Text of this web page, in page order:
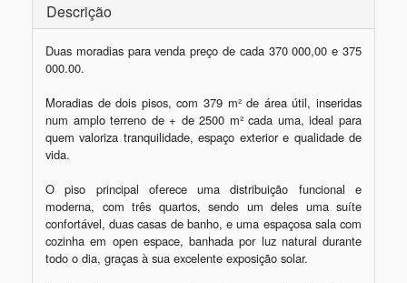
Descrição
Duas moradias para venda preço de cada 370 000,00 e 375
000.00.
Moradias de dois pisos, com 379 m² de área útil, inseridas
num amplo terreno de + de 2500 m² cada uma, ideal para
quem valoriza tranquilidade, espaço exterior e qualidade de
vida.
O piso principal oferece uma distribuição funcional e
moderna, com três quartos, sendo um deles uma suíte
confortável, duas casas de banho, e uma espaçosa sala com
cozinha em open espace, banhada por luz natural durante
todo o dia, graças à sua excelente exposição solar.